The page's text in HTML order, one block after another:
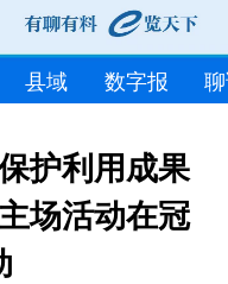
县域 数字报
护利用成果
场活动在冠